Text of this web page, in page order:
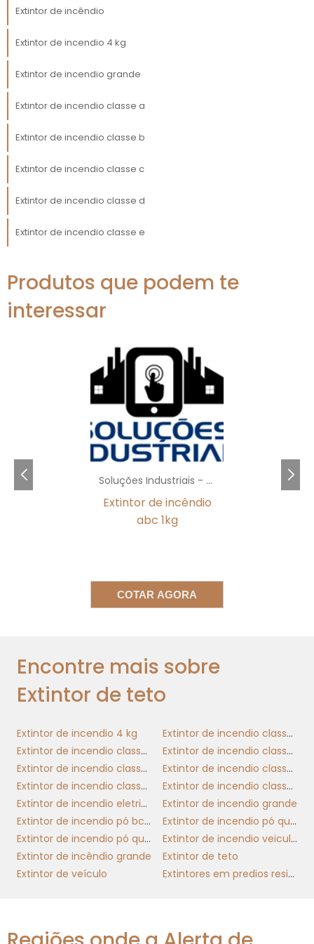
temperatura no ambiente atinge um certo
liberação do agente extintor. Isso pode incluir
dependendo da classe de fogo que precisa
envolve sensores de temperatura e fumaça
Tal agilidade é crucial para limitar os danos e
antes que ele se espalhe, reforçando a
segurança do ambiente empresarial.
MANUTENÇÃO DO
EXTINTOR DE TETO
realizada por profissionais qualificados,
garantindo que todas as normas de
segurança sejam seguidas. É importante que
a posição do dispositivo seja adequada para
maximizar sua eficácia, levando em
consideração fatores como altura do teto e
layout do espaço.
A manutenção regular é igualmente
fundamental. É recomendável que a inspeção
e manutenção sejam realizadas anualmente,
funcionamento. Negligenciar essa
manutenção pode comprometer a eficácia
ASPECTOS LEGAIS E
CONFORMIDADES
de tetodevem estar cientes das obrigações
legais e padrões de conformidade. Muitos
locais mantêm legislações rigorosas sobre
segurança contra incêndios, que incluem a
instalação e manutenção adequada dos
extintores. Avaliar essas exigências é crucial
para evitar complicações legais e garantir um
ambiente seguro para todos.
Estar em conformidade com as normas de
melhora a imagem da empresa. Investir na
Extintor de incêndio
Extintor de incendio 4 kg
Extintor de incendio grande
Extintor de incendio classe a
Extintor de incendio classe b
Extintor de incendio classe c
Extintor de incendio classe d
Extintor de incendio classe e
Produtos que podem te
interessar
Soluções Industriais - AC
Extintor de incêndio
abc 1kg
COTAR AGORA
Encontre mais sobre
Extintor de teto
Extintor de incendio 4 kg
Extintor de incendio classe a
Extintor de incendio classe abc
Extintor de incendio classe b
Extintor de incendio classe c
Extintor de incendio classe d
Extintor de incendio classe e
Extintor de incendio classe k
Extintor de incendio eletricidade
Extintor de incendio grande
Extintor de incendio pó bc 4 kg
Extintor de incendio pó quimico
Extintor de incendio pó quimico 4kg
Extintor de incendio veicular abc
Extintor de incêndio grande
Extintor de teto
Extintor de veículo
Extintores em predios residenciais